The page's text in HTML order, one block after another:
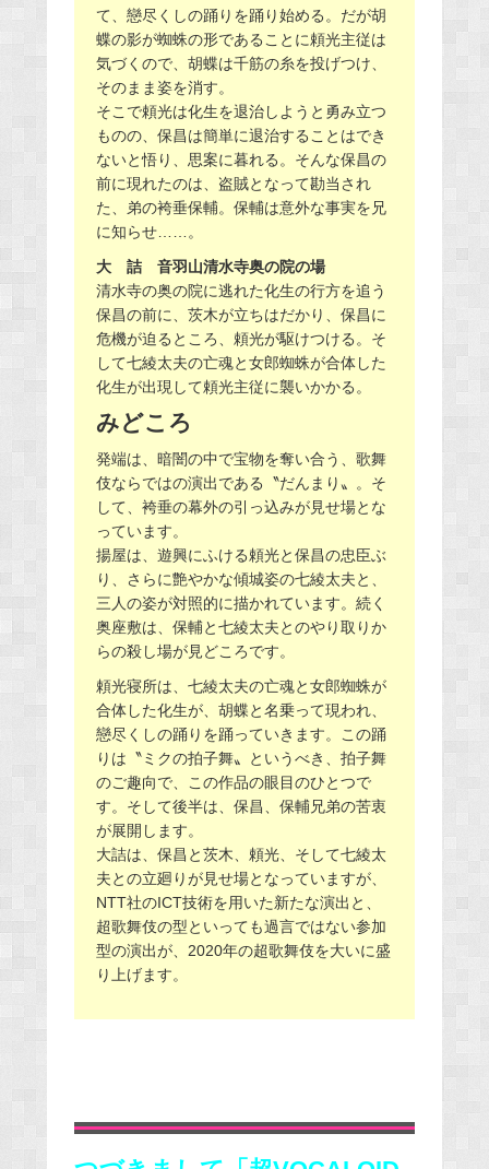
て、戀尽くしの踊りを踊り始める。だが胡
蝶の影が蜘蛛の形であることに頼光主従は
気づくので、胡蝶は千筋の糸を投げつけ、
そのまま姿を消す。
そこで頼光は化生を退治しようと勇み立つ
ものの、保昌は簡単に退治することはでき
ないと悟り、思案に暮れる。そんな保昌の
前に現れたのは、盗賊となって勘当され
た、弟の袴垂保輔。保輔は意外な事実を兄
に知らせ……。
大 詰 音羽山清水寺奥の院の場
清水寺の奥の院に逃れた化生の行方を追う
保昌の前に、茨木が立ちはだかり、保昌に
危機が迫るところ、頼光が駆けつける。そ
して七綾太夫の亡魂と女郎蜘蛛が合体した
化生が出現して頼光主従に襲いかかる。
みどころ
発端は、暗闇の中で宝物を奪い合う、歌舞
伎ならではの演出である〝だんまり〟。そ
して、袴垂の幕外の引っ込みが見せ場とな
っています。
揚屋は、遊興にふける頼光と保昌の忠臣ぶ
り、さらに艶やかな傾城姿の七綾太夫と、
三人の姿が対照的に描かれています。続く
奥座敷は、保輔と七綾太夫とのやり取りか
らの殺し場が見どころです。
頼光寝所は、七綾太夫の亡魂と女郎蜘蛛が
合体した化生が、胡蝶と名乗って現われ、
戀尽くしの踊りを踊っていきます。この踊
りは〝ミクの拍子舞〟というべき、拍子舞
のご趣向で、この作品の眼目のひとつで
す。そして後半は、保昌、保輔兄弟の苦衷
が展開します。
大詰は、保昌と茨木、頼光、そして七綾太
夫との立廻りが見せ場となっていますが、
NTT社のICT技術を用いた新たな演出と、
超歌舞伎の型といっても過言ではない参加
型の演出が、2020年の超歌舞伎を大いに盛
り上げます。